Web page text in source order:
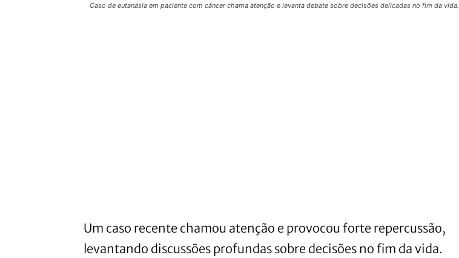
Caso de eutanásia em paciente com câncer chama atenção e levanta debate sobre decisões delicadas no fim da vida.
Um caso recente chamou atenção e provocou forte repercussão,
levantando discussões profundas sobre decisões no fim da vida.